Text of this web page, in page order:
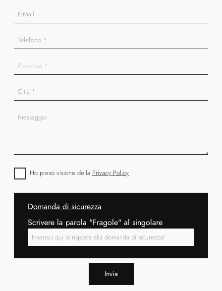
Ho preso visione della Privacy Policy
Domanda di sicurezza
Scrivere la parola "Fragole" al singolare
Invia